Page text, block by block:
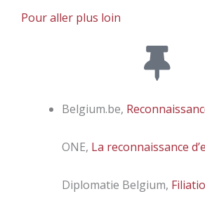
Pour aller plus loin
Belgium.be,
ONE, La reconnaissance
Diplomatie Belgium,